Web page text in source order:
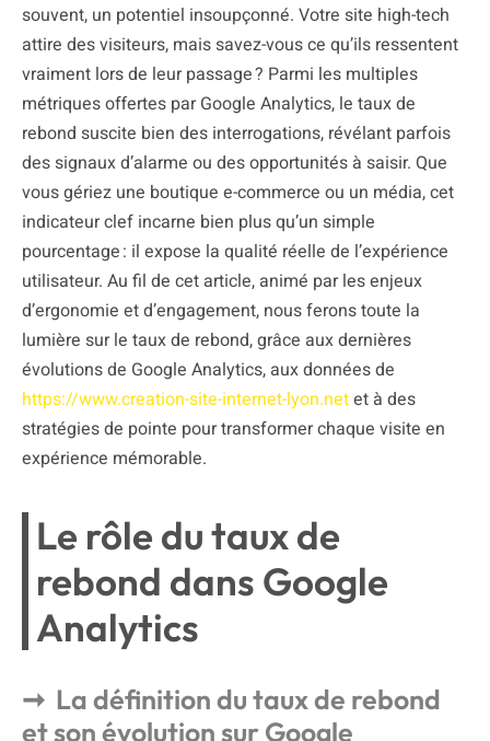
souvent, un potentiel insoupçonné. Votre site high-tech
attire des visiteurs, mais savez-vous ce qu’ils ressentent
vraiment lors de leur passage ? Parmi les multiples
métriques offertes par Google Analytics, le taux de
rebond suscite bien des interrogations, révélant parfois
des signaux d’alarme ou des opportunités à saisir. Que
vous gériez une boutique e-commerce ou un média, cet
indicateur clef incarne bien plus qu’un simple
pourcentage : il expose la qualité réelle de l’expérience
utilisateur. Au fil de cet article, animé par les enjeux
d’ergonomie et d’engagement, nous ferons toute la
lumière sur le taux de rebond, grâce aux dernières
évolutions de Google Analytics, aux données de
https://www.creation-site-internet-lyon.netet à des
stratégies de pointe pour transformer chaque visite en
expérience mémorable.
Le rôle du taux de
rebond dans Google
Analytics
La définition du taux de rebond
et son évolution sur Google